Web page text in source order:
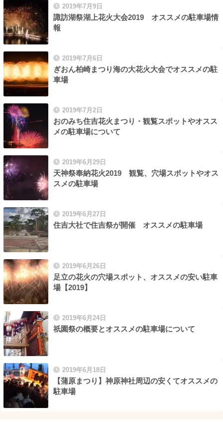
2019年7月9日
諏訪湖祭湖上花火大会2019 オススメの駐車場情
報
2019年7月6日
ぎおん柏崎まつり海の大花火大会でオススメの駐
車場
2019年7月2日
おのみち住吉花火まつり・観覧スポットやオスス
メの駐車場について
2019年6月29日
天神祭奉納花火2019 観覧、穴場スポットやオス
スメの駐車場
2019年6月27日
住吉大社で住吉祭が開催 オススメの駐車場
2019年6月26日
足立の花火の穴場スポット、オススメの安い駐車
場【2019】
2019年6月24日
祇園祭の概要とオススメの駐車場について
2019年6月18日
【蒲原まつり】神原神社周辺の安くてオススメの
駐車場